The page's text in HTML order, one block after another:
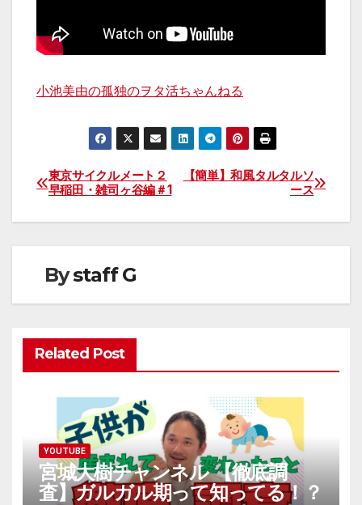
小池美由の孤独のヲタ活ちゃんねる
投
稿
ビ
ー
ン
【簡単】和風タルタルソ
ース
東京サイクルメート２
早稲田・雑司ヶ谷編＃1
Bystaff G
Related Post
YOUTUBE
宮城大樹チャンネル 【徹底調
査】ガルガル期って知ってる！？